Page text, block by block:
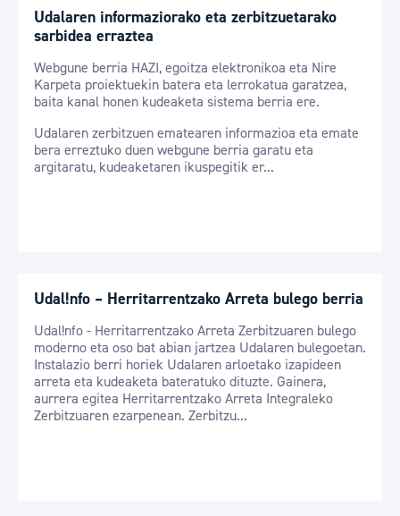
Udalaren informaziorako eta zerbitzuetarako
sarbidea erraztea
Webgune berria HAZI, egoitza elektronikoa eta Nire
Karpeta proiektuekin batera eta lerrokatua garatzea,
baita kanal honen kudeaketa sistema berria ere.
Udalaren zerbitzuen ematearen informazioa eta emate
bera erreztuko duen webgune berria garatu eta
argitaratu, kudeaketaren ikuspegitik er...
Udal!nfo – Herritarrentzako Arreta bulego berria
Udal!nfo - Herritarrentzako Arreta Zerbitzuaren bulego
moderno eta oso bat abian jartzea Udalaren bulegoetan.
Instalazio berri horiek Udalaren arloetako izapideen
arreta eta kudeaketa bateratuko dituzte. Gainera,
aurrera egitea Herritarrentzako Arreta Integraleko
Zerbitzuaren ezarpenean. Zerbitzu...